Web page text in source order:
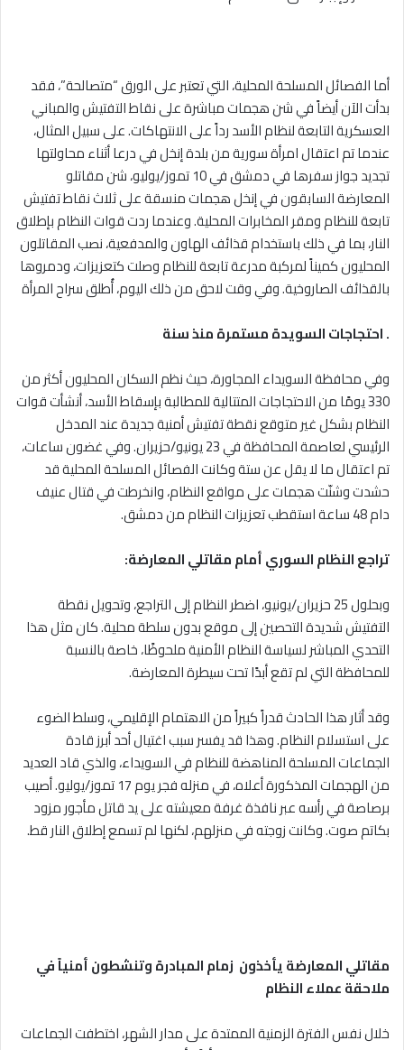
أما الفصائل المسلحة المحلية، التي تعتبر على الورق “متصالحة”، فقد
بدأت الآن أيضاً في شن هجمات مباشرة على نقاط التفتيش والمباني
العسكرية التابعة لنظام الأسد رداً على الانتهاكات. على سبيل المثال،
عندما تم اعتقال امرأة سورية من بلدة إنخل في درعا أثناء محاولتها
تجديد جواز سفرها في دمشق في 10 تموز/يوليو، شن مقاتلو
المعارضة السابقون في إنخل هجمات منسقة على ثلاث نقاط تفتيش
تابعة للنظام ومقر المخابرات المحلية. وعندما ردت قوات النظام بإطلاق
النار، بما في ذلك باستخدام قذائف الهاون والمدفعية، نصب المقاتلون
المحليون كميناً لمركبة مدرعة تابعة للنظام وصلت كتعزيزات، ودمروها
بالقذائف الصاروخية. وفي وقت لاحق من ذلك اليوم، أُطلق سراح المرأة
.احتجاجات السويدة مستمرة منذ سنة
وفي محافظة السويداء المجاورة، حيث نظم السكان المحليون أكثر من
330 يومًا من الاحتجاجات المتتالية للمطالبة بإسقاط الأسد، أنشأت قوات
النظام بشكل غير متوقع نقطة تفتيش أمنية جديدة عند المدخل
الرئيسي لعاصمة المحافظة في 23 يونيو/حزيران. وفي غضون ساعات،
تم اعتقال ما لا يقل عن ستة وكانت الفصائل المسلحة المحلية قد
حشدت وشنّت هجمات على مواقع النظام، وانخرطت في قتال عنيف
دام 48 ساعة استقطب تعزيزات النظام من دمشق.
تراجع النظام السوري أمام مقاتلي المعارضة:
وبحلول 25 حزيران/يونيو، اضطر النظام إلى التراجع، وتحويل نقطة
التفتيش شديدة التحصين إلى موقع بدون سلطة محلية. كان مثل هذا
التحدي المباشر لسياسة النظام الأمنية ملحوظًا، خاصة بالنسبة
للمحافظة التي لم تقع أبدًا تحت سيطرة المعارضة.
وقد أثار هذا الحادث قدراً كبيراً من الاهتمام الإقليمي، وسلط الضوء
على استسلام النظام. وهذا قد يفسر سبب اغتيال أحد أبرز قادة
الجماعات المسلحة المناهضة للنظام في السويداء، والذي قاد العديد
من الهجمات المذكورة أعلاه، في منزله فجر يوم 17 تموز/يوليو. أصيب
برصاصة في رأسه عبر نافذة غرفة معيشته على يد قاتل مأجور مزود
بكاتم صوت. وكانت زوجته في منزلهم، لكنها لم تسمع إطلاق النار قط.
مقاتلي المعارضة يأخذون زمام المبادرة وتنشطون أمنياً في
ملاحقة عملاء النظام
خلال نفس الفترة الزمنية الممتدة على مدار الشهر، اختطفت الجماعات